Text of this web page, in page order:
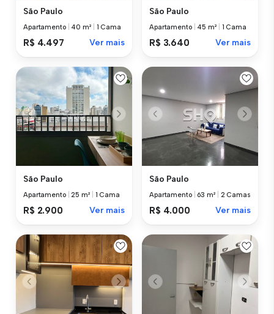
São Paulo
Apartamento 40 m² 1 Cama
R$ 4.497 Ver mais
São Paulo
Apartamento 45 m² 1 Cama
R$ 3.640 Ver mais
São Paulo
Apartamento |25 m² 1 Cama
R$ 2.900 Ver mais
São Paulo
Apartamento 63 m² 2 Camas
R$ 4.000 Ver mais